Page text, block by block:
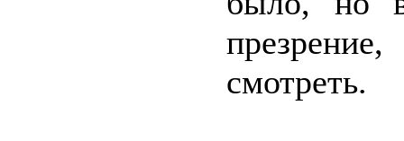
смотреть.